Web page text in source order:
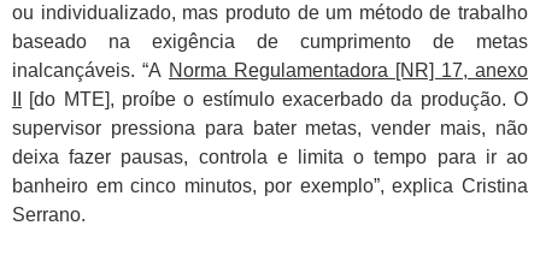
ou individualizado, mas produto de um método de trabalho
baseado na exigência de cumprimento de metas
inalcançáveis. “A Norma Regulamentadora [NR] 17, anexo
[do MTE], proíbe o estímulo exacerbado da produção. O
supervisor pressiona para bater metas, vender mais, não
deixa fazer pausas, controla e limita o tempo para ir ao
banheiro em cinco minutos, por exemplo”, explica Cristina
Serrano.